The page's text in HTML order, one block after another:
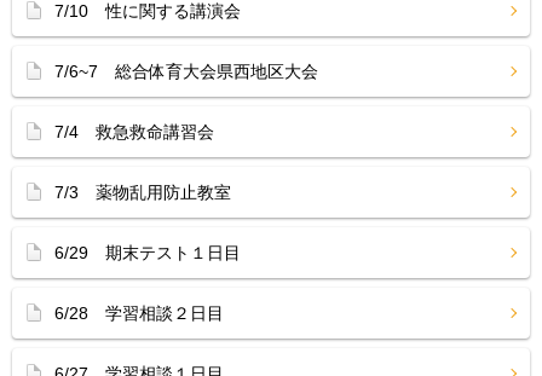
7/10 性に関する講演会
7/6~7 総合体育大会県西地区大会
7/4 救急救命講習会
7/3 薬物乱用防止教室
6/29 期末テスト１日目
6/28 学習相談２日目